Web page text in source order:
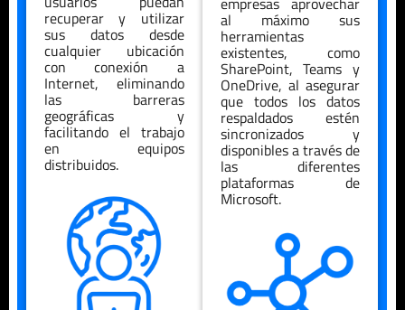
recuperar y utilizar
sus datos desde
cualquier ubicación
con conexión a
Internet, eliminando
las barreras
geográficas y
facilitando el trabajo
en equipos
distribuidos.
al máximo sus
herramientas
existentes, como
SharePoint, Teams y
OneDrive, al asegurar
que todos los datos
respaldados estén
sincronizados y
disponibles a través de
las diferentes
plataformas de
Microsoft.